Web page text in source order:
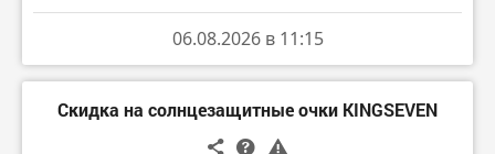
06.08.2026 в 11:15
Скидка на солнцезащитные очки KINGSEVEN